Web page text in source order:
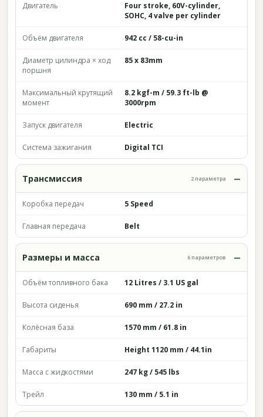
Двигатель
Four stroke, 60V-cylinder,
SOHC, 4 valve per cylinder
Объём двигателя 942 cc / 58-cu-in
Диаметр цилиндра × ход
поршня
85 x 83mm
Максимальный крутящий
момент
8.2 kgf-m / 59.3 ft-lb @
3000rpm
Запуск двигателя Electric
Система зажигания Digital TCI
Трансмиссия 2 параметра
Коробка передач 5 Speed
Главная передача Belt
Размеры и масса 6 параметров
Объём топливного бака 12 Litres / 3.1 US gal
Высота сиденья 690 mm / 27.2 in
Колёсная база 1570 mm / 61.8 in
Габариты Height 1120 mm / 44.1in
Масса с жидкостями 247 kg / 545 lbs
Трейл 130 mm / 5.1 in